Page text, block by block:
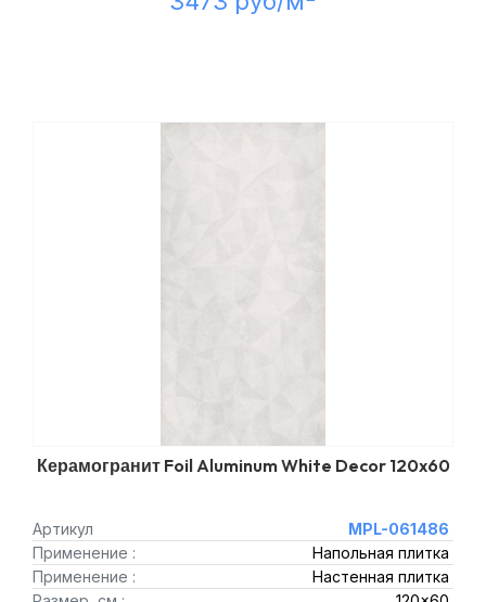
Керамогранит Foil Aluminum White Decor 120x60
Артикул
MPL-061486
Применение :
Напольная плитка
Применение :
Настенная плитка